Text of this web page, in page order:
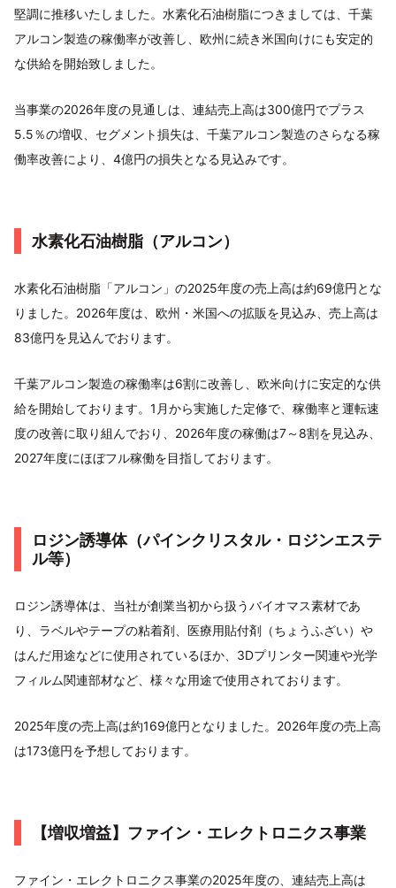
堅調に推移いたしました。水素化石油樹脂につきましては、千葉
アルコン製造の稼働率が改善し、欧州に続き米国向けにも安定的
な供給を開始致しました。
当事業の2026年度の見通しは、連結売上高は300億円でプラス
5.5％の増収、セグメント損失は、千葉アルコン製造のさらなる稼
働率改善により、4億円の損失となる見込みです。
水素化石油樹脂（アルコン）
水素化石油樹脂「アルコン」の2025年度の売上高は約69億円とな
りました。2026年度は、欧州・米国への拡販を見込み、売上高は
83億円を見込んでおります。
千葉アルコン製造の稼働率は6割に改善し、欧米向けに安定的な供
給を開始しております。1月から実施した定修で、稼働率と運転速
度の改善に取り組んでおり、2026年度の稼働は7～8割を見込み、
2027年度にほぼフル稼働を目指しております。
ロジン誘導体（パインクリスタル・ロジンエステ
ル等）
ロジン誘導体は、当社が創業当初から扱うバイオマス素材であ
り、ラベルやテープの粘着剤、医療用貼付剤（ちょうふざい）や
はんだ用途などに使用されているほか、3Dプリンター関連や光学
フィルム関連部材など、様々な用途で使用されております。
2025年度の売上高は約169億円となりました。2026年度の売上高
は173億円を予想しております。
【増収増益】ファイン・エレクトロニクス事業
ファイン・エレクトロニクス事業の2025年度の、連結売上高は